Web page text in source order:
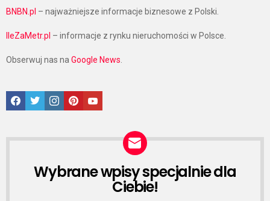
BNBN.pl – najważniejsze informacje biznesowe z Polski.
IleZaMetr.pl – informacje z rynku nieruchomości w Polsce.
Obserwuj nas na Google News
Facebook
TwitterInstagramPinterestGoogle News
NEWSLETTER
Wybrane wpisy specjalnie dla
Ciebie!